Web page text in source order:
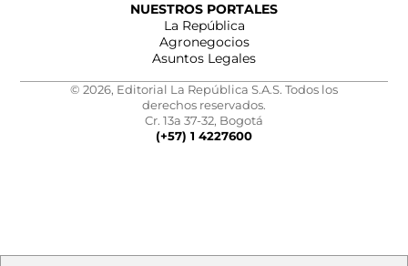
NUESTROS PORTALES
La República
Agronegocios
Asuntos Legales
© 2026, Editorial La República S.A.S. Todos los
derechos reservados.
Cr. 13a 37-32, Bogotá
(+57) 1 4227600